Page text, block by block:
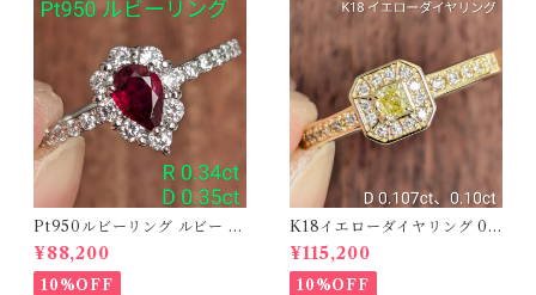
Pt950ルビーリング ルビー 0.
34ct ダイヤモンド 0.35ct【P
RO206885】
¥88,200
10%OFF
K18イエローダイヤリング 0.1
07ct D 0.10ct【PRO20878
1】
¥115,200
10%OFF